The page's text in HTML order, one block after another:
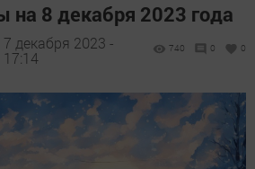
на 8 декабря 2023 года
7 декабря 2023 -
17:14
740 0 0